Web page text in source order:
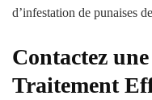
d’infestation de punaises
Contactez
Traitement